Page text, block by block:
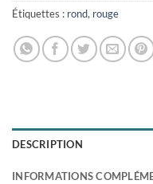
Étiquettes : rond, rouge
DESCRIPTION
INFORMATIONS